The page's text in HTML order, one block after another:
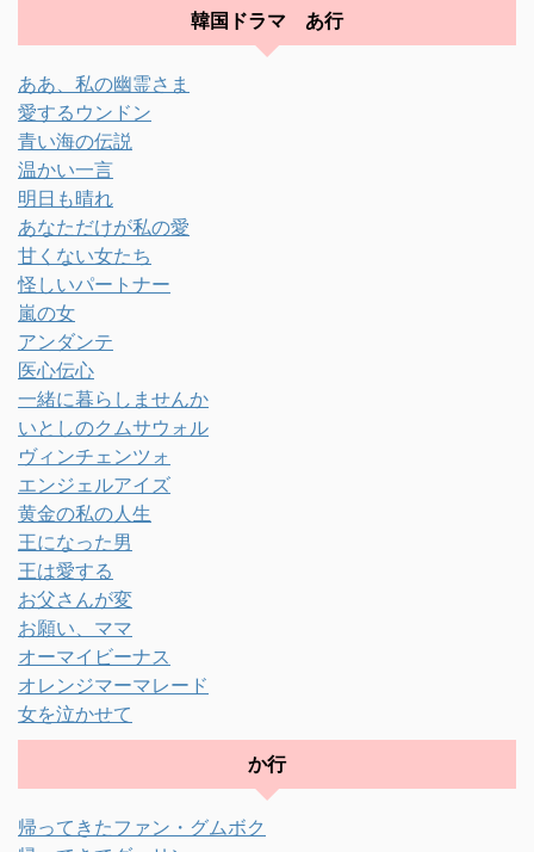
韓国ドラマ あ行
ああ、私の幽霊さま
愛するウンドン
青い海の伝説
温かい一言
明日も晴れ
あなただけが私の愛
甘くない女たち
怪しいパートナー
嵐の女
アンダンテ
医心伝心
一緒に暮らしませんか
いとしのクムサウォル
ヴィンチェンツォ
エンジェルアイズ
黄金の私の人生
王になった男
王は愛する
お父さんが変
お願い、ママ
オーマイビーナス
オレンジマーマレード
女を泣かせて
か行
帰ってきたファン・グムボク